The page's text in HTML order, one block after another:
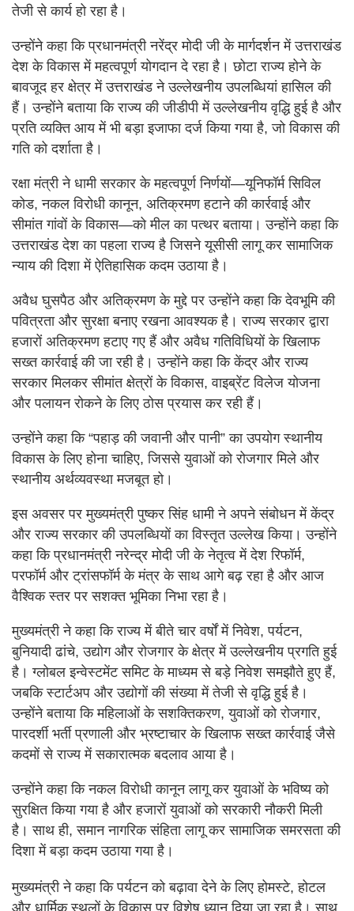
तेजी से कार्य हो रहा है।
उन्होंने कहा कि प्रधानमंत्री नरेंद्र मोदी जी के मार्गदर्शन में उत्तराखंड
देश के विकास में महत्वपूर्ण योगदान दे रहा है। छोटा राज्य होने के
बावजूद हर क्षेत्र में उत्तराखंड ने उल्लेखनीय उपलब्धियां हासिल की
हैं। उन्होंने बताया कि राज्य की जीडीपी में उल्लेखनीय वृद्धि हुई है और
प्रति व्यक्ति आय में भी बड़ा इजाफा दर्ज किया गया है, जो विकास की
गति को दर्शाता है।
रक्षा मंत्री ने धामी सरकार के महत्वपूर्ण निर्णयों—यूनिफॉर्म सिविल
कोड, नकल विरोधी कानून, अतिक्रमण हटाने की कार्रवाई और
सीमांत गांवों के विकास—को मील का पत्थर बताया। उन्होंने कहा कि
उत्तराखंड देश का पहला राज्य है जिसने यूसीसी लागू कर सामाजिक
न्याय की दिशा में ऐतिहासिक कदम उठाया है।
अवैध घुसपैठ और अतिक्रमण के मुद्दे पर उन्होंने कहा कि देवभूमि की
पवित्रता और सुरक्षा बनाए रखना आवश्यक है। राज्य सरकार द्वारा
हजारों अतिक्रमण हटाए गए हैं और अवैध गतिविधियों के खिलाफ
सख्त कार्रवाई की जा रही है। उन्होंने कहा कि केंद्र और राज्य
सरकार मिलकर सीमांत क्षेत्रों के विकास, वाइब्रेंट विलेज योजना
और पलायन रोकने के लिए ठोस प्रयास कर रही हैं।
उन्होंने कहा कि “पहाड़ की जवानी और पानी” का उपयोग स्थानीय
विकास के लिए होना चाहिए, जिससे युवाओं को रोजगार मिले और
स्थानीय अर्थव्यवस्था मजबूत हो।
इस अवसर पर मुख्यमंत्री पुष्कर सिंह धामी ने अपने संबोधन में केंद्र
और राज्य सरकार की उपलब्धियों का विस्तृत उल्लेख किया। उन्होंने
कहा कि प्रधानमंत्री नरेन्द्र मोदी जी के नेतृत्व में देश रिफॉर्म,
परफॉर्म और ट्रांसफॉर्म के मंत्र के साथ आगे बढ़ रहा है और आज
वैश्विक स्तर पर सशक्त भूमिका निभा रहा है।
मुख्यमंत्री ने कहा कि राज्य में बीते चार वर्षों में निवेश, पर्यटन,
बुनियादी ढांचे, उद्योग और रोजगार के क्षेत्र में उल्लेखनीय प्रगति हुई
है। ग्लोबल इन्वेस्टमेंट समिट के माध्यम से बड़े निवेश समझौते हुए हैं,
जबकि स्टार्टअप और उद्योगों की संख्या में तेजी से वृद्धि हुई है।
उन्होंने बताया कि महिलाओं के सशक्तिकरण, युवाओं को रोजगार,
पारदर्शी भर्ती प्रणाली और भ्रष्टाचार के खिलाफ सख्त कार्रवाई जैसे
कदमों से राज्य में सकारात्मक बदलाव आया है।
उन्होंने कहा कि नकल विरोधी कानून लागू कर युवाओं के भविष्य को
सुरक्षित किया गया है और हजारों युवाओं को सरकारी नौकरी मिली
है। साथ ही, समान नागरिक संहिता लागू कर सामाजिक समरसता की
दिशा में बड़ा कदम उठाया गया है।
मुख्यमंत्री ने कहा कि पर्यटन को बढ़ावा देने के लिए होमस्टे, होटल